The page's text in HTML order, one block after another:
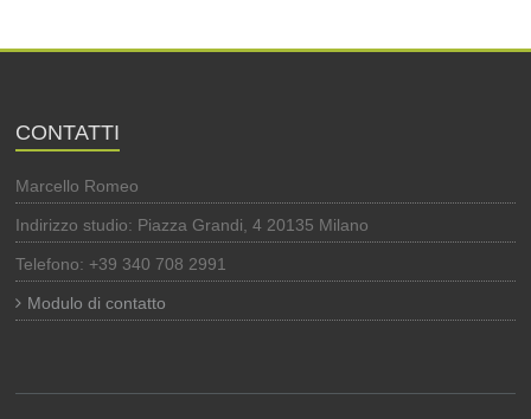
CONTATTI
Marcello Romeo
Indirizzo studio: Piazza Grandi, 4 20135 Milano
Telefono: +39 340 708 2991
Modulo di contatto